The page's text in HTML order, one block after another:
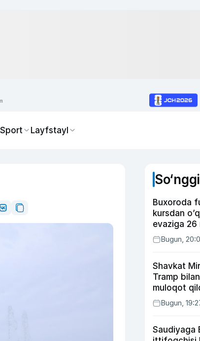
Sport Layfstayl
Buxoroda
kursdan
evaziga 26
shaxs
Bugun,
Shavkat
Tramp
muloqot
Bugun,
Saudiyaga